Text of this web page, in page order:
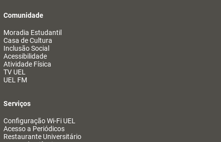
Comunidade
Moradia Estudantil
Casa de Cultura
Inclusão Social
Acessibilidade
Atividade Física
TV UEL
UEL FM
Serviços
Configuração Wi-Fi UEL
Acesso a Periódicos
Restaurante Universitário